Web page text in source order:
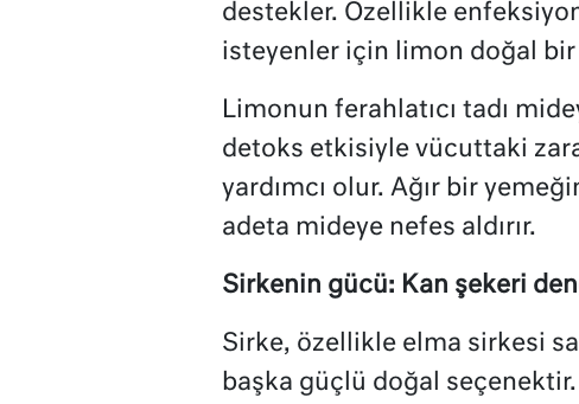
destekler. Özellikle
isteyenler için limon doğal
Limonun ferahlatıcı tadı
detoks etkisiyle vücuttaki
yardımcı olur. Ağır bir
adeta mideye nefes aldırır.
Sirkenin gücü: Kan şekeri
Sirke, özellikle elma sirkesi
başka güçlü doğal